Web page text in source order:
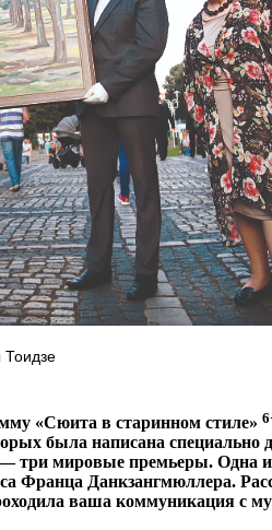
Тоидзе
«Сюита в старинном стиле»
была написана специально
три мировые премьеры. Одна
Франца Данкзангмюллера.
ваша коммуникация с